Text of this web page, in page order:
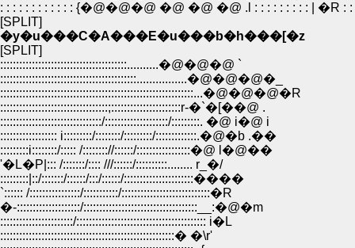
: : : : : : : : : : : : {�@�@�@ �@ �@ �@ .l : : : : : : : : : | �R : :
[SPLIT]
�y�u���C�A���E�u���b�h���[�z
[SPLIT]
::::::::::::::::::::::::::::::::::::::::..........�@�@�@ `
:::::::::::::::::::::::::::::::::::::::::::................�@�@�@�_
:::::::::::::::::::::::::::::::::::::::::::::::::::::::::::::...�@�@�@�R
::::::::::::::::::::::::::::::::::;::::::::::::::::::::::r-�`�[��@ .
::::::::::::::::::::::::::::::::/::::::::::::::::::::/:::::::::. �@ i�@ i
:::::::::::::::::: i:::::::::/::::::::/:::::::::/:::::::::::::.�@�b .��
:::::::::i::::::::/::::: /:::::::://::::::/:::::::::::::::::�@ l�@��
'�L�P|::: /:::::::/:::: ///::::::/::::::::::........ r_�/
:::::::::|::/:::::::/::::::/:::/::::::/::::::::::::::::::::::����
`:::::: /::::::::::::::::/:::::::::::/::::::::::::::::::::::::::::�R
�-::::::::::::::::::::/::::::::::::::::::::::::::::::::::::__:�@�m
:::::::::::::::::::::::/::::::::::::::::::::::::::::::::::::::::: i�L
:::::::::::::::::::::::::::::::::::::::::::::::::::::::� �\r'